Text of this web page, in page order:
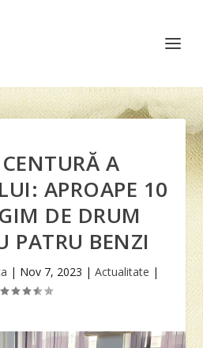
A
APROAPE 10
DE DRUM
PATRU BENZI
| Nov 7, 2023 | Actualitate |